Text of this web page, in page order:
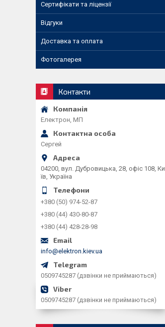
Сертифікати та ліцензії
Відгуки
Доставка та оплата
Фотогалерея
Контакти
Електрон, МП
Сергей
04200, вул. Дубровицька, 28, офіс 108, Ки
їв, Україна
+380 (50) 974-52-87
+380 (44) 430-80-87
+380 (44) 428-28-98
info@elektron.kiev.ua
0509745287 (дзвінки не приймаються)
0509745287 (дзвінки не приймаються)